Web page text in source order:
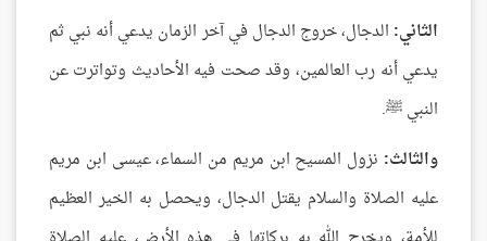
الثاني: الدجال، خروج الدجال في آخر الزمان يدعي أنه نبي ثم
يدعي أنه رب العالمين، وقد صحت فيه الأحاديث وتواترت عن
النبي ﷺ.
والثالث: نزول المسيح ابن مريم من السماء، عيسى ابن مريم
عليه الصلاة والسلام يقتل الدجال، ويحصل به الخير العظيم